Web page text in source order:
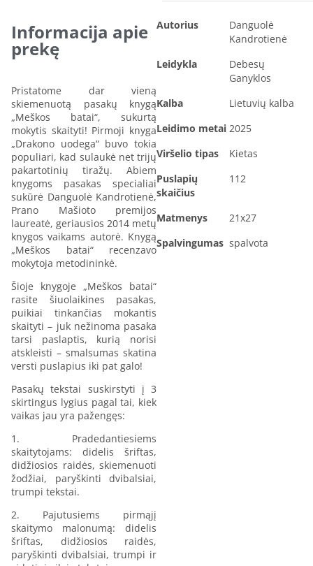
Informacija apie
prekę
Pristatome dar vieną
skiemenuotą pasakų knygą
„Meškos batai“, sukurtą
mokytis skaityti! Pirmoji knyga
„Drakono uodega“ buvo tokia
populiari, kad sulaukė net trijų
pakartotinių tiražų. Abiem
knygoms pasakas specialiai
sukūrė Danguolė Kandrotienė,
Prano Mašioto premijos
laureatė, geriausios 2014 metų
knygos vaikams autorė. Knygą
„Meškos batai“ recenzavo
mokytoja metodininkė.
Šioje knygoje „Meškos batai“
rasite šiuolaikines pasakas,
puikiai tinkančias mokantis
skaityti – juk nežinoma pasaka
tarsi paslaptis, kurią norisi
atskleisti – smalsumas skatina
versti puslapius iki pat galo!
Pasakų tekstai suskirstyti į 3
skirtingus lygius pagal tai, kiek
vaikas jau yra pažengęs:
1. Pradedantiesiems
skaitytojams: didelis šriftas,
didžiosios raidės, skiemenuoti
žodžiai, paryškinti dvibalsiai,
trumpi tekstai.
2. Pajutusiems pirmąjį
skaitymo malonumą: didelis
šriftas, didžiosios raidės,
paryškinti dvibalsiai, trumpi ir
Autorius
Danguolė
Kandrotienė
Leidykla
Debesų
Ganyklos
Kalba
Lietuvių kalba
Leidimo metai 2025
Viršelio tipas
Kietas
Puslapių
skaičius
112
Matmenys
21x27
Spalvingumas spalvota